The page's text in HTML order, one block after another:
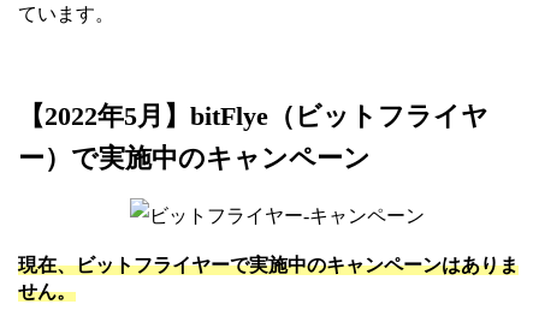
ています。
【2022年5月】bitFlye（ビットフライヤ
ー）で実施中のキャンペーン
現在、ビットフライヤーで実施中のキャンペーンはありま
せん。